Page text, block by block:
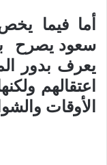
أما فيما
سعود يصرح
يعرف بدور
اعتقالهم
الأوقات